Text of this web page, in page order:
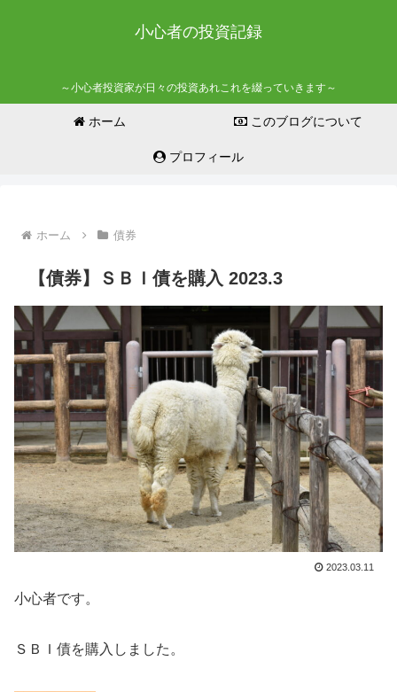
小心者の投資記録
～小心者投資家が日々の投資あれこれを綴っていきます～
ホーム このブログについて
プロフィール
ホーム 債券
【債券】ＳＢＩ債を購入 2023.3
2023.03.11
小心者です。
ＳＢＩ債を購入しました。